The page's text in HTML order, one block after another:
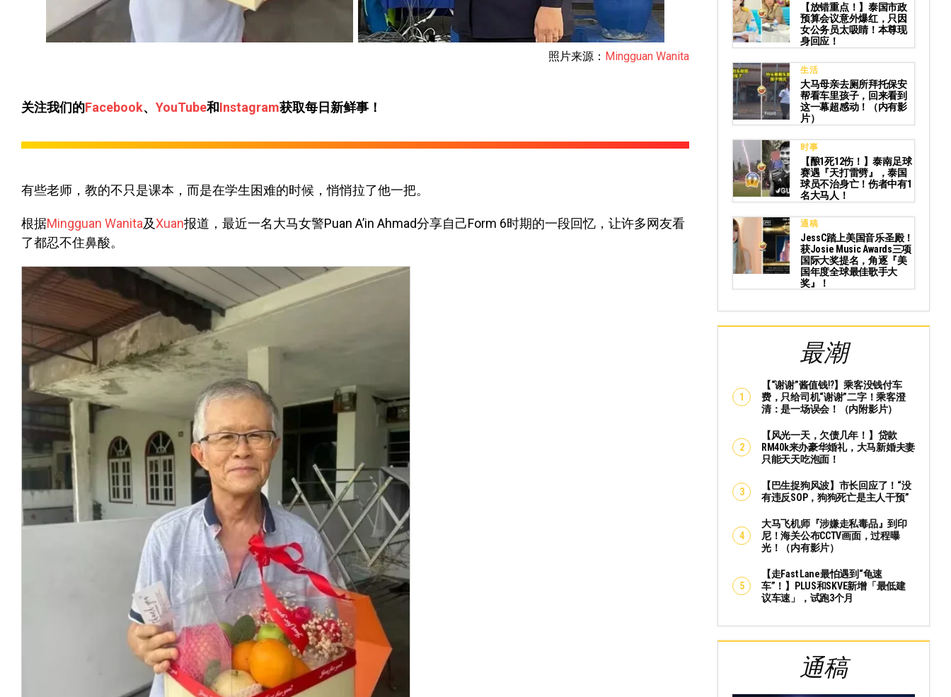
照片来源： Mingguan Wanita
关注我们的Facebook、 YouTube和Instagram获取每日新鲜事！
有些老师，教的不只是课本，而是在学生困难的时候，悄悄拉了他一把。
根据Mingguan Wanita及Xuan报道，最近一名大马女警Puan A’in Ahmad分享自己Form 6时期的一段回忆，让许多网友看
了都忍不住鼻酸。
【放错重点！】泰国市政
预算会议意外爆红，只因
女公务员太吸睛！本尊现
身回应！
生活
大马母亲去厕所拜托保安
帮看车里孩子，回来看到
这一幕超感动！（内有影
片）
时事
【酿1死12伤！】泰南足球
赛遇『天打雷劈』，泰国
球员不治身亡！伤者中有1
名大马人！
通稿
JessC踏上美国音乐圣殿！
获Josie Music Awards三项
国际大奖提名，角逐『美
国年度全球最佳歌手大
奖』！
最潮
【“谢谢”酱值钱⁉️】乘客没钱付车
费，只给司机“谢谢”二字！乘客澄
清：是一场误会！（内附影片）
【风光一天，欠债几年！】贷款
RM40k来办豪华婚礼，大马新婚夫妻
只能天天吃泡面！
【巴生捉狗风波】市长回应了！“没
有违反SOP，狗狗死亡是主人干预”
大马飞机师『涉嫌走私毒品』到印
尼！海关公布CCTV画面，过程曝
光！（内有影片）
【走Fast Lane最怕遇到“龟速
车”！】PLUS和SKVE新增「最低建
议车速」，试跑3个月
通稿